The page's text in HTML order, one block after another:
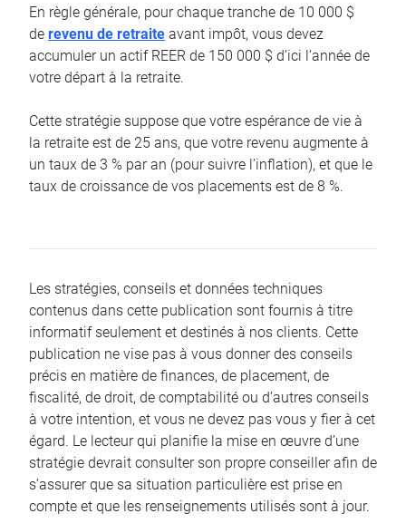
En règle générale, pour chaque tranche de 10 000 $
de revenu de retraite avant impôt, vous devez
accumuler un actif REER de 150 000 $ d’ici l’année de
votre départ à la retraite.
Cette stratégie suppose que votre espérance de vie à
la retraite est de 25 ans, que votre revenu augmente à
un taux de 3 % par an (pour suivre l’inflation), et que le
taux de croissance de vos placements est de 8 %.
Les stratégies, conseils et données techniques
contenus dans cette publication sont fournis à titre
informatif seulement et destinés à nos clients. Cette
publication ne vise pas à vous donner des conseils
précis en matière de finances, de placement, de
fiscalité, de droit, de comptabilité ou d’autres conseils
à votre intention, et vous ne devez pas vous y fier à cet
égard. Le lecteur qui planifie la mise en œuvre d’une
stratégie devrait consulter son propre conseiller afin de
s’assurer que sa situation particulière est prise en
compte et que les renseignements utilisés sont à jour.